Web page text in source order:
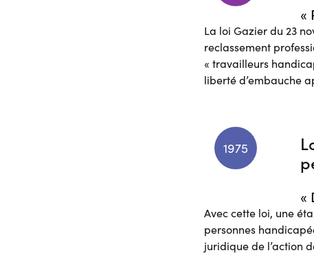
«
La loi Gazier du 23
reclassement
« travailleurs
liberté d’embauche
1975
«
Avec cette loi, une
personnes
juridique de l’action